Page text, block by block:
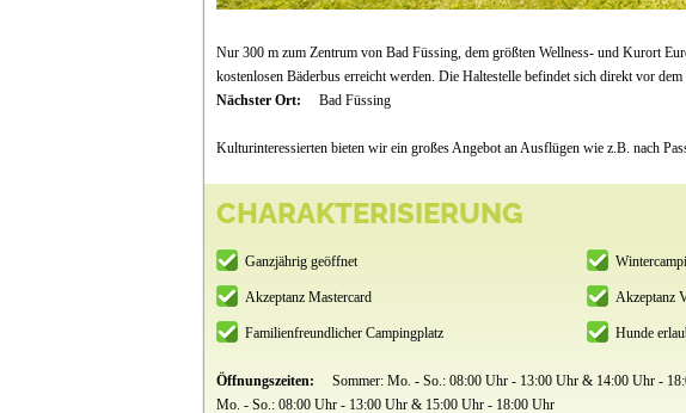
Nur 300 m zum Zentrum von Bad Füssing, dem größten Wellness- und Kurort
kostenlosen Bäderbus erreicht werden. Die Haltestelle befindet sich direkt vor dem
Nächster Ort:
Bad Füssing
Kulturinteressierten bieten wir ein großes Angebot an Ausflügen wie z.B. nach
CHARAKTERISIERUNG
Ganzjährig geöffnet
Akzeptanz Mastercard Akzeptanz
Familienfreundlicher Campingplatz Hunde
Öffnungszeiten:
Sommer: Mo. - So.: 08:00 Uhr - 13:00 Uhr & 14:00 Uhr -
Mo. - So.: 08:00 Uhr - 13:00 Uhr & 15:00 Uhr - 18:00 Uhr